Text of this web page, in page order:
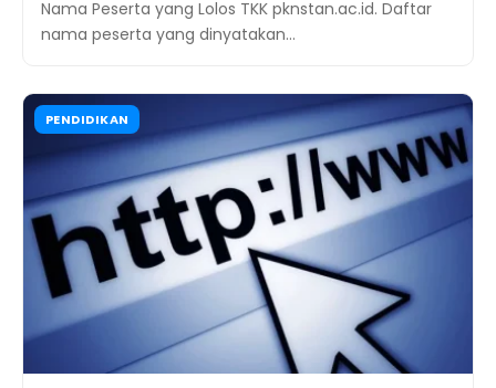
Nama Peserta yang Lolos TKK pknstan.ac.id. Daftar
nama peserta yang dinyatakan…
PENDIDIKAN